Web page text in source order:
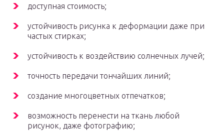
доступная стоимость;
устойчивость рисунка к деформации даже при
частых стирках;
устойчивость к воздействию солнечных лучей;
точность передачи тончайших линий;
создание многоцветных отпечатков;
возможность перенести на ткань любой
рисунок, даже фотографию;